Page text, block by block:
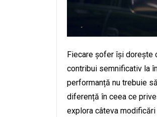
Fiecare șofer își dorește
contribui semnificativ la
performanță nu trebuie
diferență în ceea ce
explora câteva